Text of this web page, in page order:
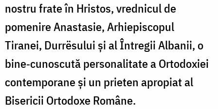
nostru frate în Hristos, vrednicul de
pomenire Anastasie, Arhiepiscopul
Tiranei, Durrësului și al Întregii Albanii, o
bine‑cunoscută personalitate a Ortodoxiei
contemporane și un prieten apropiat al
Bisericii Ortodoxe Române.